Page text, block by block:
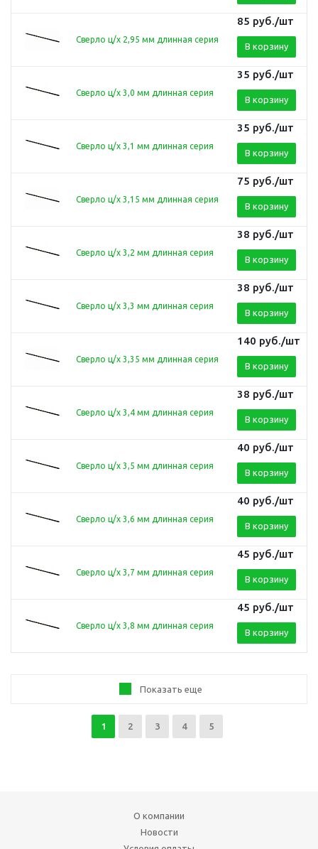
Сверло ц/х 2,95 мм длинная серия
85 руб./шт
В корзину
Сверло ц/х 3,0 мм длинная серия
35 руб./шт
В корзину
Сверло ц/х 3,1 мм длинная серия
35 руб./шт
В корзину
Сверло ц/х 3,15 мм длинная серия
75 руб./шт
В корзину
Сверло ц/х 3,2 мм длинная серия
38 руб./шт
В корзину
Сверло ц/х 3,3 мм длинная серия
38 руб./шт
В корзину
Сверло ц/х 3,35 мм длинная серия
140 руб./шт
В корзину
Сверло ц/х 3,4 мм длинная серия
38 руб./шт
В корзину
Сверло ц/х 3,5 мм длинная серия
40 руб./шт
В корзину
Сверло ц/х 3,6 мм длинная серия
40 руб./шт
В корзину
Сверло ц/х 3,7 мм длинная серия
45 руб./шт
В корзину
Сверло ц/х 3,8 мм длинная серия
45 руб./шт
В корзину
Показать еще
1 2 3 4 5
О компании
Новости